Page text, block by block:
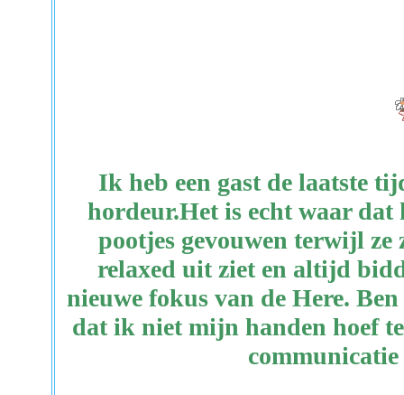
Ik heb een gast de laatste
hordeur.Het is echt waar
pootjes gevouwen terwijl
relaxed uit ziet en altijd
nieuwe fokus van de Here.
dat ik niet mijn handen hoef